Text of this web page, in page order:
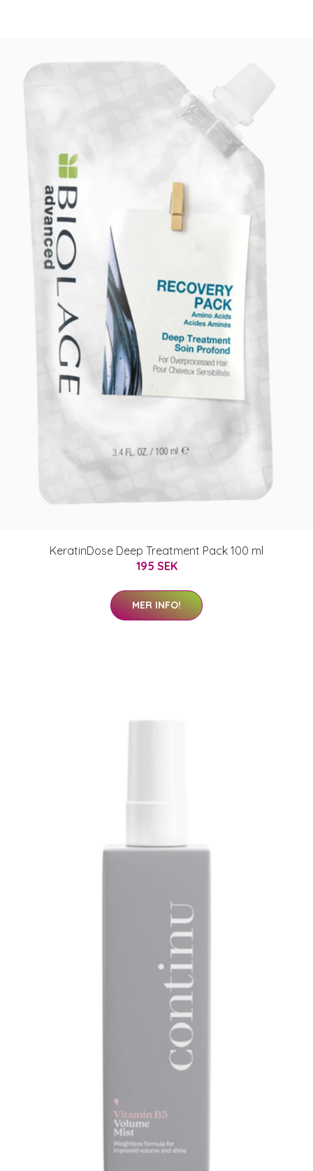
KeratinDose Deep Treatment Pack 100 ml
195 SEK
MER INFO!